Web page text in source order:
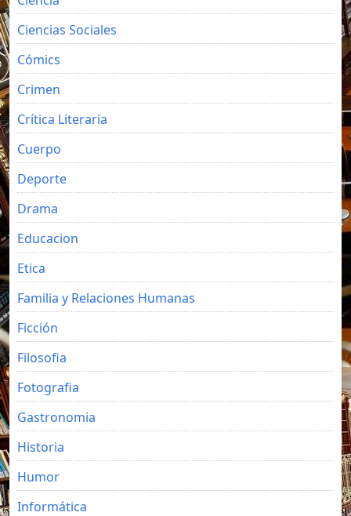
Ciencias Sociales
Cómics
Crimen
Crítica Literaria
Cuerpo
Deporte
Drama
Educacion
Etica
Familia y Relaciones Humanas
Ficción
Filosofia
Fotografia
Gastronomia
Historia
Humor
Informática